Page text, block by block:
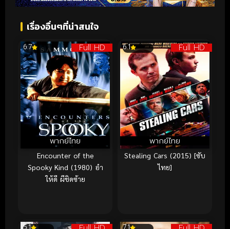
เรื่องอื่นๆที่น่าสนใจ
Full HD
พากย์ไทย
6.7
Encounter of the
Spooky Kind (1980) อำ
ให้ดี ผีชิดซ้าย
Full HD
พากย์ไทย
6.1
Stealing Cars (2015) [ซับ
ไทย]